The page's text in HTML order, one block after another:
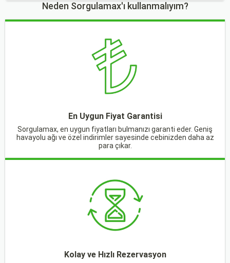
Neden Sorgulamax'ı kullanmalıyım?
En Uygun Fiyat Garantisi
Sorgulamax, en uygun fiyatları bulmanızı garanti eder. Geniş
havayolu ağı ve özel indirimler sayesinde cebinizden daha az
para çıkar.
Kolay ve Hızlı Rezervasyon